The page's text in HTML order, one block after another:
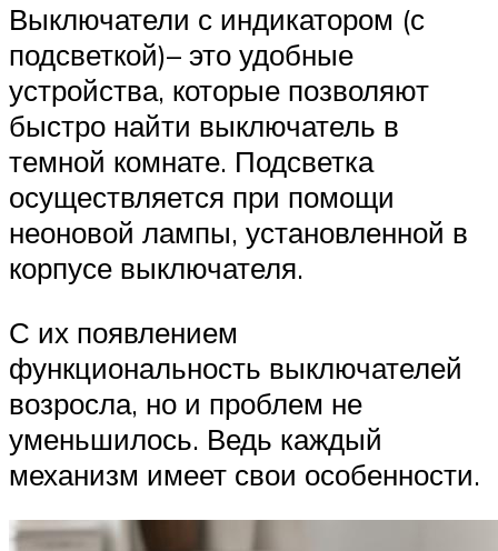
Выключатели с индикатором (с
подсветкой)– это удобные
устройства, которые позволяют
быстро найти выключатель в
темной комнате. Подсветка
осуществляется при помощи
неоновой лампы, установленной в
корпусе выключателя.
С их появлением
функциональность выключателей
возросла, но и проблем не
уменьшилось. Ведь каждый
механизм имеет свои особенности.